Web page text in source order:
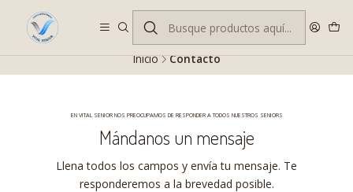
Despacho gratis en RM desde $100.000. Revisa las condiciones.
Inicio Contacto
EN VITAL SENIOR NOS PREOCUPAMOS DE RESPONDER A TODOS NUESTROS SENIORS
Mándanos un mensaje
Llena todos los campos y envía tu mensaje. Te
responderemos a la brevedad posible.